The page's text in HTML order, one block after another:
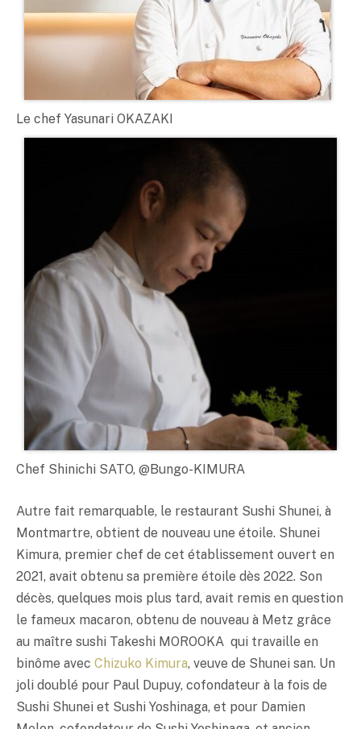
Le chef Yasunari OKAZAKI
Chef Shinichi SATO, @Bungo-KIMURA
Autre fait remarquable, le restaurant Sushi Shunei, à
Montmartre, obtient de nouveau une étoile. Shunei
Kimura, premier chef de cet établissement ouvert en
2021, avait obtenu sa première étoile dès 2022. Son
décès, quelques mois plus tard, avait remis en question
le fameux macaron, obtenu de nouveau à Metz grâce
au maître sushi Takeshi MOROOKA qui travaille en
binôme avec Chizuko Kimura, veuve de Shunei san. Un
joli doublé pour Paul Dupuy, cofondateur à la fois de
Sushi Shunei et Sushi Yoshinaga, et pour Damien